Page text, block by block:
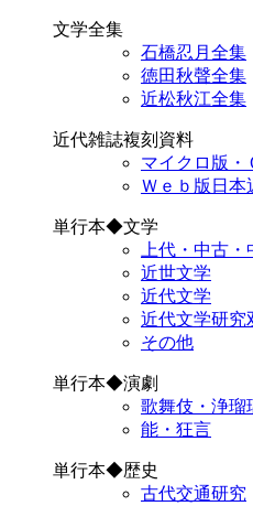
文学全集
石橋忍月全集
徳田秋聲全集
近松秋江全集
近代雑誌複刻資料
マイクロ版
Ｗｅｂ版日本
単行本◆文学
上代・中古・
近世文学
近代文学
近代文学研究
その他
単行本◆演劇
歌舞伎・浄瑠
能・狂言
単行本◆歴史
古代交通研究